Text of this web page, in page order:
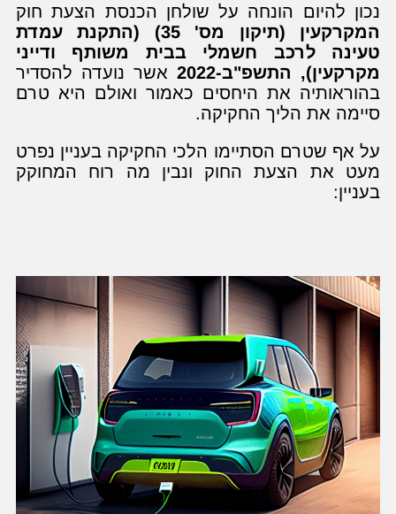
נכון להיום הונחה על שולחן הכנסת הצעת חוק
המקרקעין (תיקון מס' 35) (התקנת עמדת
טעינה לרכב חשמלי בבית משותף ודייני
מקרקעין), התשפ"ב-2022
אשר נועדה להסדיר
בהוראותיה את היחסים כאמור ואולם היא טרם
סיימה את הליך החקיקה.
על אף שטרם הסתיימו הלכי החקיקה בעניין נפרט
מעט את הצעת החוק ונבין מה רוח המחוקק
בעניין: